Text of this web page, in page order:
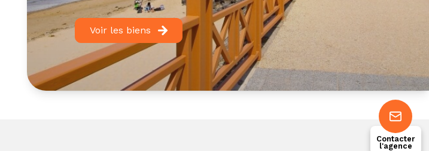
Voir les biens
Contacter
l'agence